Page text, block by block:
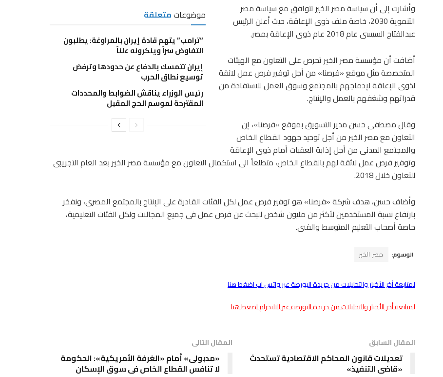
موضوعاتمتعلقة
“ترامب” يتهم قادة إيران بالمراوغة: يطلبون
التفاوض سراً وينكرونه علناً
إيران تتمسك بالدفاع عن حدودها وترفض
توسيع نطاق الحرب
رئيس الوزراء يناقش الضوابط والمحددات
المقترحة لموسم الحج المقبل
وأشارت إلى أن سياسة مصر الخير تتوافق مع سياسة مصر
التنموية 2030، خاصة ملف ذوى الإعاقة، حيث أعلن الرئيس
عبدالفتاح السيسى عام 2018 عام ذوى الإعاقة بمصر.
أضافت أن مؤسسة مصر الخير تحرص على التعاون مع الهيئات
المتخصصة مثل موقع «فرصنا» من أجل توفير فرص عمل لائقة
لذوى الإعاقة لإدماجهم بالمجتمع وسوق العمل للاستفادة من
قدراتهم وشغفهم بالعمل والإنتاج.
وقال مصطفى حسن مدير التسويق بموقع «فرصنا»، إن
التعاون مع مصر الخير من أجل توحيد جهود القطاع الخاص
والمجتمع المدنى من أجل إذابة العقبات أمام ذوى الإعاقة
وتوفير فرص عمل لائقة لهم بالقطاع الخاص، متطلعاً الى استكمال التعاون مع مؤسسة مصر الخير بعد العام التجريبى
للتعاون خلال 2018.
وأضاف حسن، هدف شركة «فرصنا» هو توفير فرص عمل لكل الفئات القادرة على الإنتاج بالمجتمع المصرى، ونفخر
بارتفاع نسبة المستخدمين لأكثر من مليون شخص للبحث عن فرص عمل فى جميع المجالات ولكل الفئات التعليمية،
خاصة أصحاب التعليم المتوسط والفنى.
الوسوم: مصر الخير
لمتابعة أخر الأخبار والتحليلات من جريدة البورصة عبر واتس اب اضغط هنا
لمتابعة أخر الأخبار والتحليلات من جريدة البورصة عبر التليجرام اضغط هنا
المقال السابق
تعديلات قانون المحاكم الاقتصادية تستحدث
«قاضى التنفيذ»
المقال التالى
«مدبولى» أمام «الغرفة الأمريكية»: الحكومة
لا تنافس القطاع الخاص فى سوق اﻹسكان